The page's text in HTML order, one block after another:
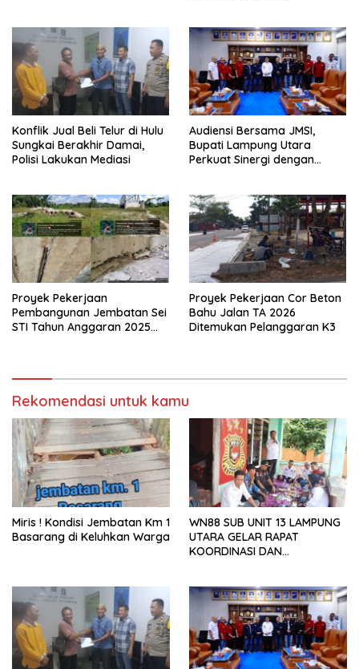
Konflik Jual Beli Telur di Hulu
Sungkai Berakhir Damai,
Polisi Lakukan Mediasi
Audiensi Bersama JMSI,
Bupati Lampung Utara
Perkuat Sinergi dengan
Proyek Pekerjaan
Pembangunan Jembatan Sei
STI Tahun Anggaran 2025
Proyek Pekerjaan Cor Beton
Bahu Jalan TA 2026
Ditemukan Pelanggaran K3
Rekomendasi untuk kamu
Miris ! Kondisi Jembatan Km 1
Basarang di Keluhkan Warga
WN88 SUB UNIT 13 LAMPUNG
UTARA GELAR RAPAT
KOORDINASI DAN